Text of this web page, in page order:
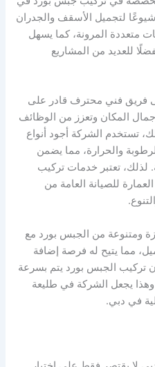
شيوعًا لتجميل الأسقف والجدران
متعددة المرونة، كما يسهل
للعديد من المشاريع
فريق فني محترف قادر على
جمال المكان وتعزز من الوظائف
تستخدم الشركة أجود أنواع
والحرارة، مما يضمن
لذلك، تعتبر خدمات تركيب
للصيانة العامة من
ومتنوعة من الجبس بورد مع
مما يتيح له فرصة إضافة
تركيب الجبس بورد يتم بسرعة
وهذا يجعل الشركة في طليعة
في دبي.